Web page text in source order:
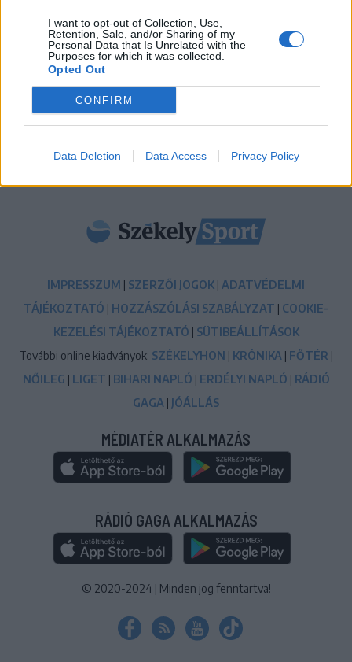
I want to opt-out of Collection, Use,
Retention, Sale, and/or Sharing of my
Personal Data that Is Unrelated with the
Purposes for which it was collected.
Opted Out
CONFIRM
Data Deletion Data Access Privacy Policy
A tengerparton játszik az FK Csíkszereda – a
szombati sportműsor
23:18
Látványos meccs nyitotta a Szuperliga negyedik
fordulóját (videóval)
IMPRESSZUM | SZERZŐI JOGOK | ADATVÉDELMI
TÁJÉKOZTATÓ | HOZZÁSZÓLÁSI SZABÁLYZAT | COOKIE-
KEZELÉSI TÁJÉKOZTATÓ | SÜTIBEÁLLÍTÁSOK
További online kiadványok: SZÉKELYHON | KRÓNIKA | FŐTÉR |
NŐILEG | LIGET | BIHARI NAPLÓ | ERDÉLYI NAPLÓ | RÁDIÓ
GAGA | JÓÁLLÁS
MÉDIATÉR ALKALMAZÁS
RÁDIÓ GAGA ALKALMAZÁS
© 2020-2024 | Minden jog fenntartva!